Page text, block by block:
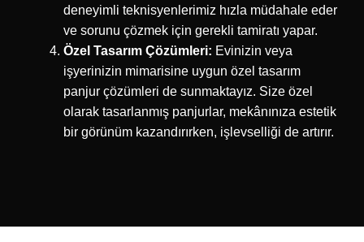
deneyimli teknisyenlerimiz hızla müdahale eder
ve sorunu çözmek için gerekli tamiratı yapar.
Özel Tasarım Çözümleri: Evinizin veya
işyerinizin mimarisine uygun özel tasarım
panjur çözümleri de sunmaktayız. Size özel
olarak tasarlanmış panjurlar, mekânınıza estetik
bir görünüm kazandırırken, işlevselliği de artırır.